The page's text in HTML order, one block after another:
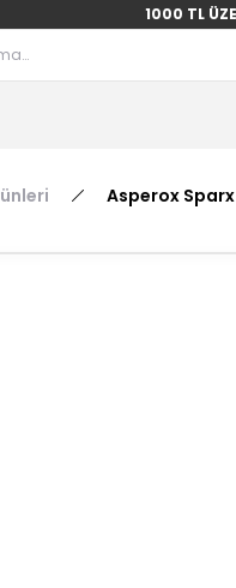
1000 TL
Asperox